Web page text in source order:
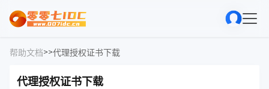
帮助文档>>代理授权证书下载
代理授权证书下载